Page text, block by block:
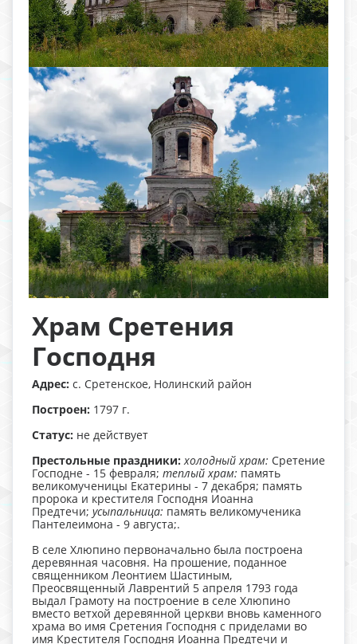
Храм Сретения
Господня
Адрес: с. Сретенское, Нолинский район
Построен: 1797 г.
Статус: не действует
Престольные праздники: холодный храм: Сретение
Господне - 15 февраля; теплый храм: память
великомученицы Екатерины - 7 декабря; память
пророка и крестителя Господня Иоанна
Предтечи; усыпальница: память великомученика
Пантелеимона - 9 августа;.
В селе Хлюпино первоначально была построена
деревянная часовня. На прошение, поданное
священником Леонтием Шастиным,
Преосвященный Лаврентий 5 апреля 1793 года
выдал Грамоту на построение в селе Хлюпино
вместо ветхой деревянной церкви вновь каменного
храма во имя Сретения Господня с приделами во
имя Крестителя Господня Иоанна Предтечи и